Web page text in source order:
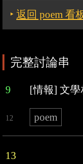
‣ 返回 poem 看
完整討論串
9 [情報] 文
12 poem
13